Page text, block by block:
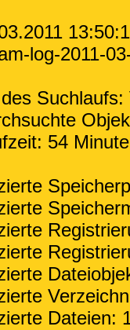
log-2011-
54
Dateien: